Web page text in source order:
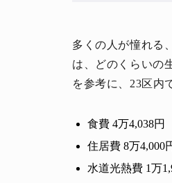
多くの人が憧れる
は、どのくらいの
を参考に、23区内
食費 4万4,038円
住居費 8万4,000
水道光熱費 1万